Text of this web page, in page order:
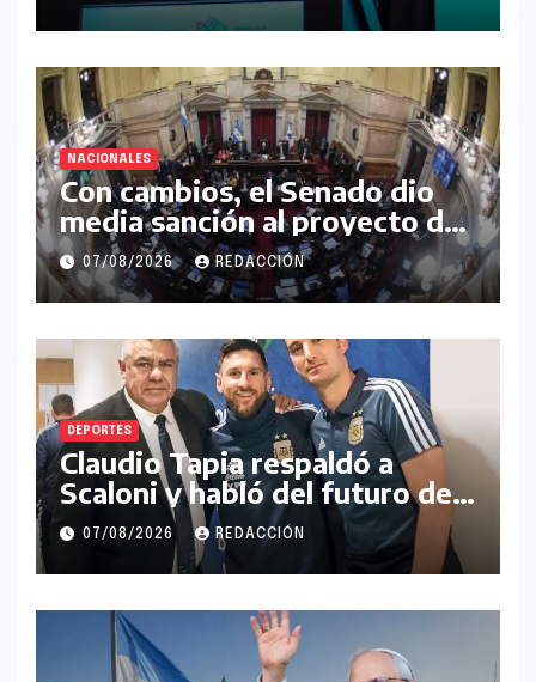
NACIONALES
Con cambios, el Senado dio
media sanción al proyecto de
Inviolabilidad de la Propiedad
Privada
07/08/2026 REDACCIÓN
DEPORTES
Claudio Tapia respaldó a
Scaloni y habló del futuro de
Messi en la Selección
Argentina
07/08/2026 REDACCIÓN